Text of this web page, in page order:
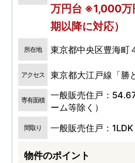
万円台 ※1,000万
期以降に対応）
所在地 東京都中央区豊海町
アクセス 東京都大江戸線「勝
専有面積
一般販売住戸：
ーム等除く）
間取り 一般販売住戸：
物件のポイント